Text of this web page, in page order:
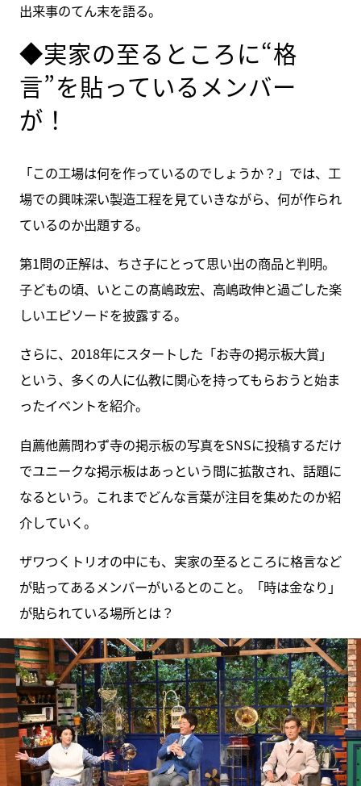
出来事のてん末を語る。
◆実家の至るところに“格
言”を貼っているメンバー
が！
「この工場は何を作っているのでしょうか？」では、工
場での興味深い製造工程を見ていきながら、何が作られ
ているのか出題する。
第1問の正解は、ちさ子にとって思い出の商品と判明。
子どもの頃、いとこの髙嶋政宏、高嶋政伸と過ごした楽
しいエピソードを披露する。
さらに、2018年にスタートした「お寺の掲示板大賞」
という、多くの人に仏教に関心を持ってもらおうと始ま
ったイベントを紹介。
自薦他薦問わず寺の掲示板の写真をSNSに投稿するだけ
でユニークな掲示板はあっという間に拡散され、話題に
なるという。これまでどんな言葉が注目を集めたのか紹
介していく。
ザワつくトリオの中にも、実家の至るところに格言など
が貼ってあるメンバーがいるとのこと。「時は金なり」
が貼られている場所とは？